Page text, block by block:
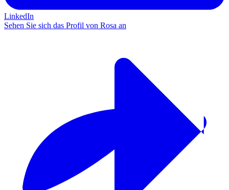
LinkedIn
Sehen Sie sich das Profil von Rosa an